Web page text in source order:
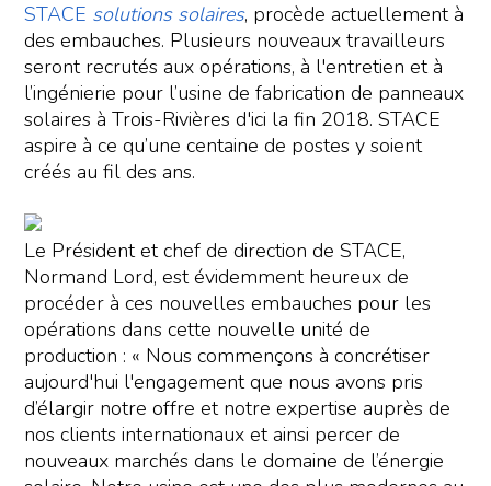
STACE solutions solaires, procède actuellement à
des embauches. Plusieurs nouveaux travailleurs
seront recrutés aux opérations, à l'entretien et à
l’ingénierie pour l’usine de fabrication de panneaux
solaires à Trois-Rivières d'ici la fin 2018. STACE
aspire à ce qu’une centaine de postes y soient
créés au fil des ans.
Le Président et chef de direction de STACE,
Normand Lord, est évidemment heureux de
procéder à ces nouvelles embauches pour les
opérations dans cette nouvelle unité de
production : « Nous commençons à concrétiser
aujourd'hui l'engagement que nous avons pris
d’élargir notre offre et notre expertise auprès de
nos clients internationaux et ainsi percer de
nouveaux marchés dans le domaine de l’énergie